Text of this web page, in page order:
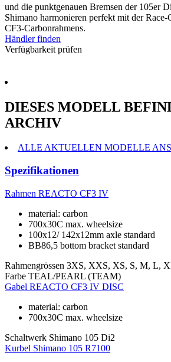
und die punktgenauen Bremsen der 105er
Shimano harmonieren perfekt mit der Race-
CF3-Carbonrahmens.
Händler finden
Verfügbarkeit prüfen
DIESES MODELL
ARCHIV
ALLE AKTUELLEN MODELLE
Spezifikationen
Rahmen REACTO CF3 IV
material: carbon
700x30C max. wheelsize
100x12/ 142x12mm axle standard
BB86,5 bottom bracket standard
Rahmengrössen 3XS, XXS, XS, S, M, L,
Farbe TEAL/PEARL (TEAM)
Gabel REACTO CF3 IV DISC
material: carbon
700x30C max. wheelsize
Schaltwerk Shimano 105 Di2
Kurbel Shimano 105 R7100